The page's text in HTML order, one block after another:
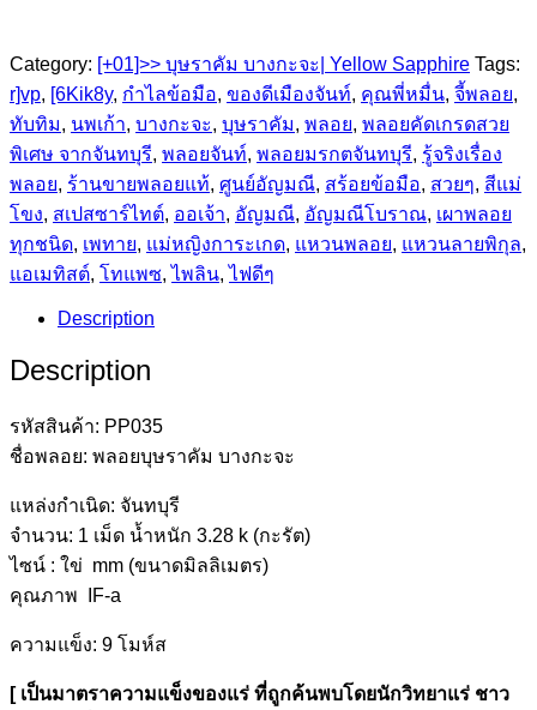
Category: [+01]>> บุษราคัม บางกะจะ| Yellow Sapphire Tags:
r]vp, [6Kik8y, กำไลข้อมือ, ของดีเมืองจันท์, คุณพี่หมื่น, จี้พลอย,
ทับทิม, นพเก้า, บางกะจะ, บุษราคัม, พลอย, พลอยคัดเกรดสวย
พิเศษ จากจันทบุรี, พลอยจันท์, พลอยมรกตจันทบุรี, รู้จริงเรื่อง
พลอย, ร้านขายพลอยแท้, ศูนย์อัญมณี, สร้อยข้อมือ, สวยๆ, สีแม่
โขง, สเปสซาร์ไทต์, ออเจ้า, อัญมณี, อัญมณีโบราณ‎, เผาพลอย
ทุกชนิด, เพทาย, แม่หญิงการะเกด, แหวนพลอย, แหวนลายพิกุล,
แอเมทิสต์, โทแพซ,ไพลิน,ไฟดีๆ
Description
Description
รหัสสินค้า: PP035
ชื่อพลอย: พลอยบุษราคัม บางกะจะ
แหล่งกำเนิด: จันทบุรี
จำนวน: 1 เม็ด น้ำหนัก 3.28 k (กะรัต)
ไซน์ : ใข่ mm (ขนาดมิลลิเมตร)
คุณภาพ IF-a
ความแข็ง: 9 โมห์ส
[ เป็นมาตราความแข็งของแร่ ที่ถูกค้นพบโดยนักวิทยาแร่ ชาว